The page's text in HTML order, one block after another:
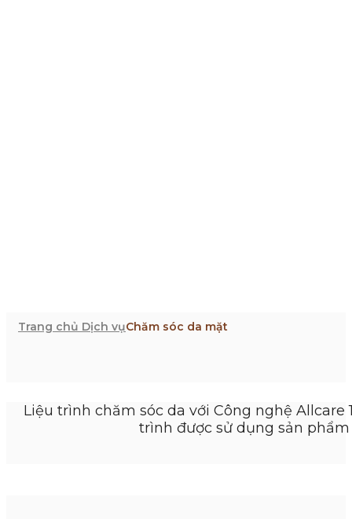
Trang chủ Dịch vụChăm sóc da mặt
Liệu trình chăm sóc da với Công nghệ
trình được sử dụng sản